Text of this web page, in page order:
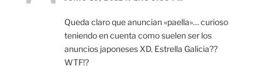
Queda claro que anuncian «paella»… curioso
teniendo en cuenta como suelen ser los
anuncios japoneses XD. Estrella Galicia??
WTF!?